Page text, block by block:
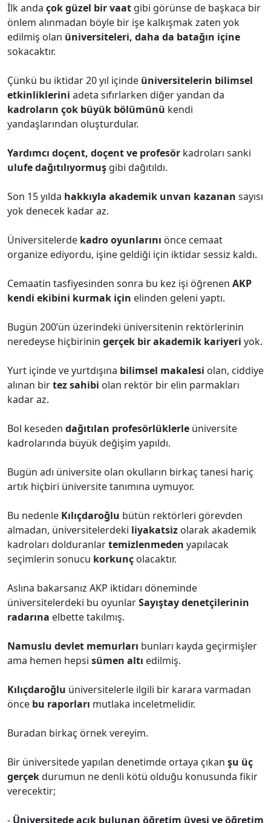
İlk anda çok güzel bir vaat gibi görünse de başkaca bir
önlem alınmadan böyle bir işe kalkışmak zaten yok
edilmiş olan üniversiteleri, daha da batağın içine
sokacaktır.
Çünkü bu iktidar 20 yıl içinde üniversitelerin bilimsel
etkinliklerini adeta sıfırlarken diğer yandan da
kadroların çok büyük bölümünü kendi
yandaşlarından oluşturdular.
Yardımcı doçent, doçent ve profesör kadroları sanki
ulufe dağıtılıyormuş gibi dağıtıldı.
Son 15 yılda hakkıyla akademik unvan kazanan sayısı
yok denecek kadar az.
Üniversitelerde kadro oyunlarını önce cemaat
organize ediyordu, işine geldiği için iktidar sessiz kaldı.
Cemaatin tasfiyesinden sonra bu kez işi öğrenen AKP
kendi ekibini kurmak için elinden geleni yaptı.
Bugün 200’ün üzerindeki üniversitenin rektörlerinin
neredeyse hiçbirinin gerçek bir akademik kariyeri yok.
Yurt içinde ve yurtdışına bilimsel makalesi olan, ciddiye
alınan birtez sahibi olan rektör bir elin parmakları
kadar az.
Bol keseden dağıtılan profesörlüklerle üniversite
kadrolarında büyük değişim yapıldı.
Bugün adı üniversite olan okulların birkaç tanesi hariç
artık hiçbiri üniversite tanımına uymuyor.
Bu nedenle Kılıçdaroğlu bütün rektörleri görevden
almadan, üniversitelerdeki liyakatsiz olarak akademik
kadroları dolduranlartemizlenmeden yapılacak
seçimlerin sonucu korkunç olacaktır.
Aslına bakarsanız AKP iktidarı döneminde
üniversitelerdeki bu oyunlarSayıştay denetçilerinin
radarına elbette takılmış.
Namuslu devlet memurları bunları kayda geçirmişler
ama hemen hepsi sümen altı edilmiş.
Kılıçdaroğlu üniversitelerle ilgili bir karara varmadan
önce bu raporları mutlaka inceletmelidir.
Buradan birkaç örnek vereyim.
Bir üniversitede yapılan denetimde ortaya çıkan şu üç
gerçekdurumun ne denli kötü olduğu konusunda fikir
verecektir;
- Üniversitede açık bulunan öğretim üyesi ve öğretim